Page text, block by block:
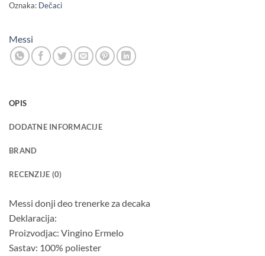
Oznaka: Dečaci
Messi
OPIS
DODATNE INFORMACIJE
BRAND
RECENZIJE (0)
Messi donji deo trenerke za decaka
Deklaracija:
Proizvodjac: Vingino Ermelo
Sastav: 100% poliester